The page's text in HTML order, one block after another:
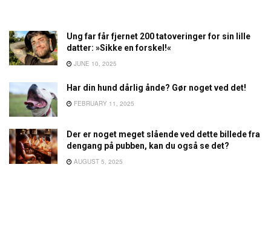
Ung far får fjernet 200 tatoveringer for sin lille
datter: »Sikke en forskel!«
JUNE 10, 2025
Har din hund dårlig ånde? Gør noget ved det!
FEBRUARY 11, 2025
Der er noget meget slående ved dette billede fra
dengang på pubben, kan du også se det?
AUGUST 5, 2025